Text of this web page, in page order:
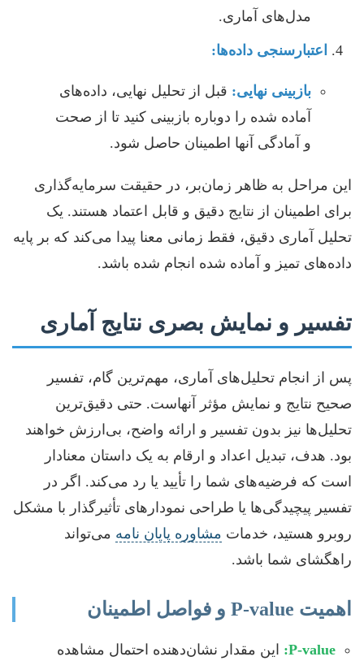
مدل‌های آماری.
اعتبارسنجی داده‌ها:
بازبینی نهایی: قبل از تحلیل نهایی، داده‌های
آماده شده را دوباره بازبینی کنید تا از صحت
و آمادگی آنها اطمینان حاصل شود.
این مراحل به ظاهر زمان‌بر، در حقیقت سرمایه‌گذاری
برای اطمینان از نتایج دقیق و قابل اعتماد هستند. یک
تحلیل آماری دقیق، فقط زمانی معنا پیدا می‌کند که بر پایه
داده‌های تمیز و آماده شده انجام شده باشد.
تفسیر و نمایش بصری نتایج آماری
پس از انجام تحلیل‌های آماری، مهم‌ترین گام، تفسیر
صحیح نتایج و نمایش مؤثر آنهاست. حتی دقیق‌ترین
تحلیل‌ها نیز بدون تفسیر و ارائه واضح، بی‌ارزش خواهند
بود. هدف، تبدیل اعداد و ارقام به یک داستان معنادار
است که فرضیه‌های شما را تأیید یا رد می‌کند. اگر در
تفسیر پیچیدگی‌ها یا طراحی نمودارهای تأثیرگذار با مشکل
روبرو هستید، خدمات مشاوره پایان نامه می‌تواند
راهگشای شما باشد.
اهمیت P-value و فواصل اطمینان
P-value:
این مقدار نشان‌دهنده احتمال مشاهده